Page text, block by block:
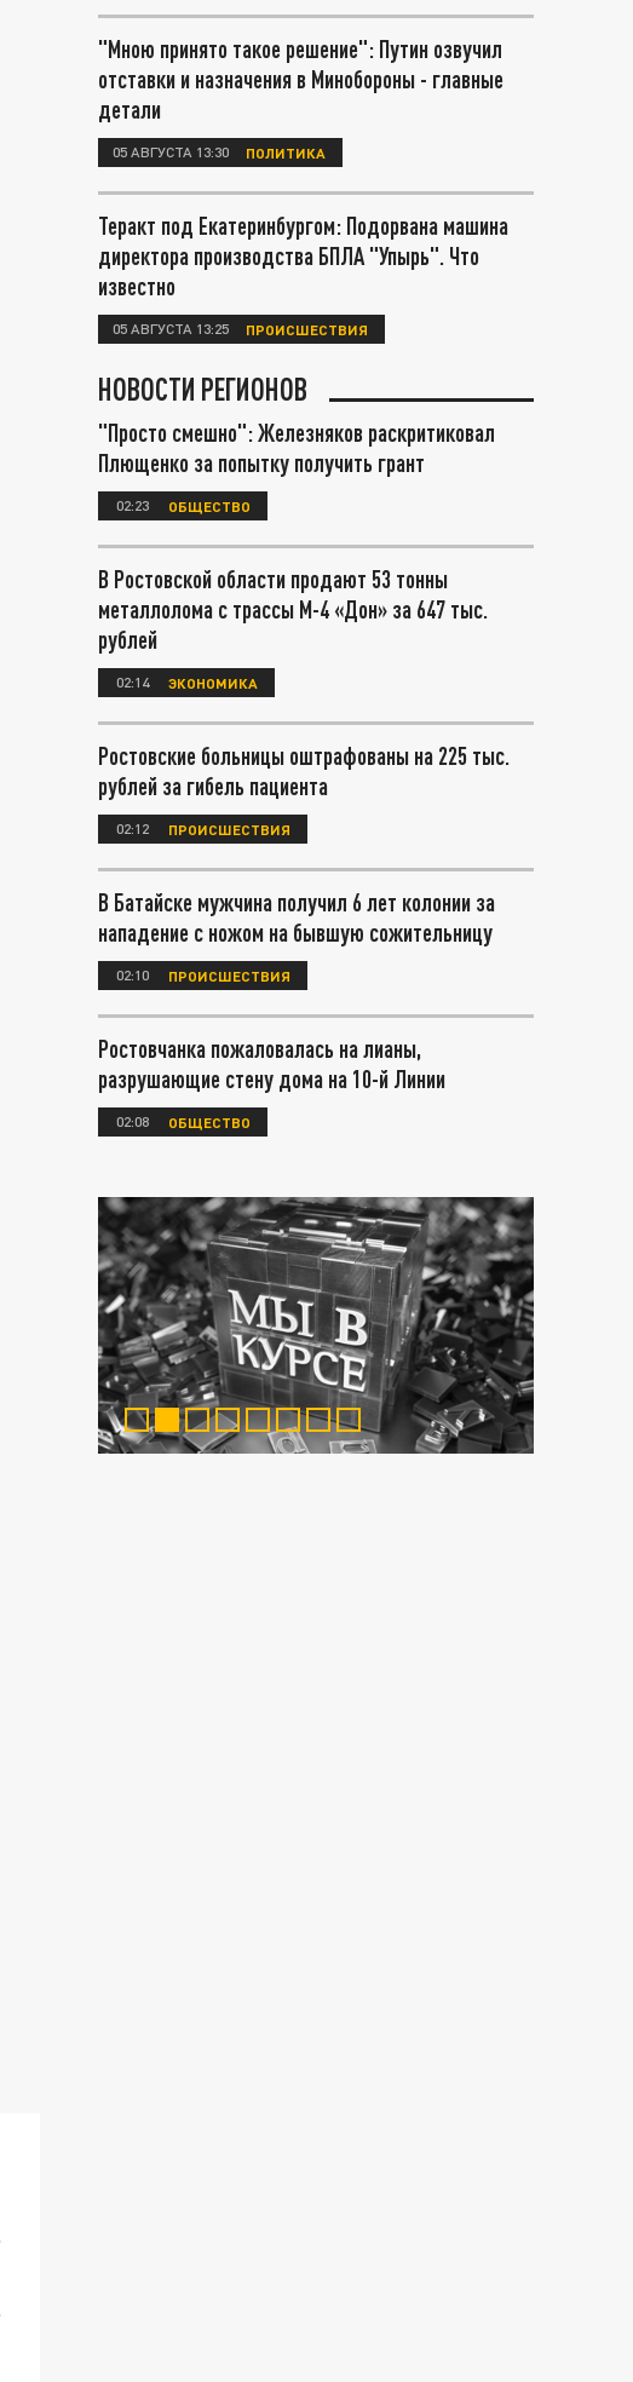
"Мною принято такое решение": Путин озвучил
отставки и назначения в Минобороны - главные
детали
05 АВГУСТА 13:30 ПОЛИТИКА
Теракт под Екатеринбургом: Подорвана машина
директора производства БПЛА "Упырь". Что
известно
05 АВГУСТА 13:25 ПРОИСШЕСТВИЯ
НОВОСТИ РЕГИОНОВ
"Просто смешно": Железняков раскритиковал
Плющенко за попытку получить грант
02:23 ОБЩЕСТВО
В Ростовской области продают 53 тонны
металлолома с трассы М-4 «Дон» за 647 тыс.
рублей
02:14 ЭКОНОМИКА
Ростовские больницы оштрафованы на 225 тыс.
рублей за гибель пациента
02:12 ПРОИСШЕСТВИЯ
В Батайске мужчина получил 6 лет колонии за
нападение с ножом на бывшую сожительницу
02:10 ПРОИСШЕСТВИЯ
Ростовчанка пожаловалась на лианы,
разрушающие стену дома на 10-й Линии
02:08 ОБЩЕСТВО